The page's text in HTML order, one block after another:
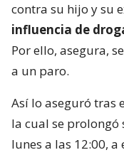
contra su hijo y su
influencia de
Por ello, asegura,
a un paro.
Así lo aseguró tras
la cual se prolongó
lunes a las 12:00,